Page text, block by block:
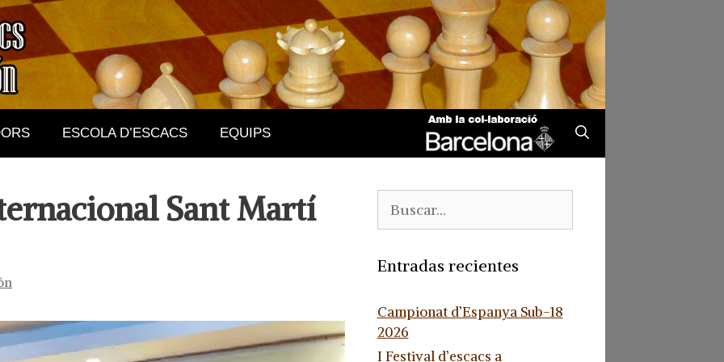
ESCOLA D’ESCACS EQUIPS
Sant Martí
Entradas recientes
Campionat d’Espanya Sub-18
2026
I Festival d’escacs a